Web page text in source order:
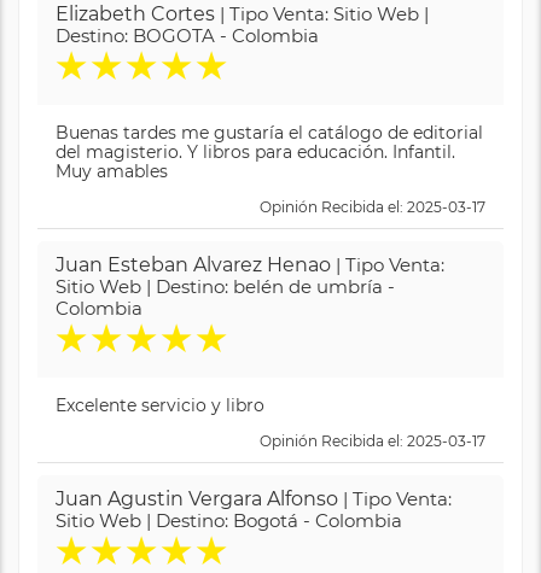
Elizabeth Cortes | Tipo Venta: Sitio Web |
Destino: BOGOTA - Colombia
★★★★★
Buenas tardes me gustaría el catálogo de editorial
del magisterio. Y libros para educación. Infantil.
Muy amables
Opinión Recibida el: 2025-03-17
Juan Esteban Alvarez Henao | Tipo Venta:
Sitio Web | Destino: belén de umbría -
Colombia
★★★★★
Excelente servicio y libro
Opinión Recibida el: 2025-03-17
Juan Agustin Vergara Alfonso | Tipo Venta:
Sitio Web | Destino: Bogotá - Colombia
★★★★★